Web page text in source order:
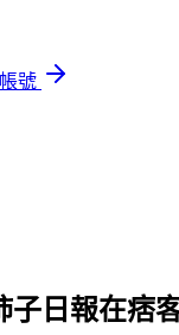
號
子日報在痞